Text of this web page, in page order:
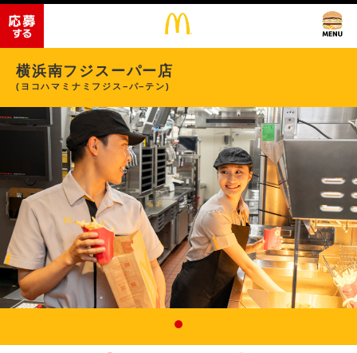
横浜南フジスーパー店
(ヨコハマミナミフジス−パ−テン)